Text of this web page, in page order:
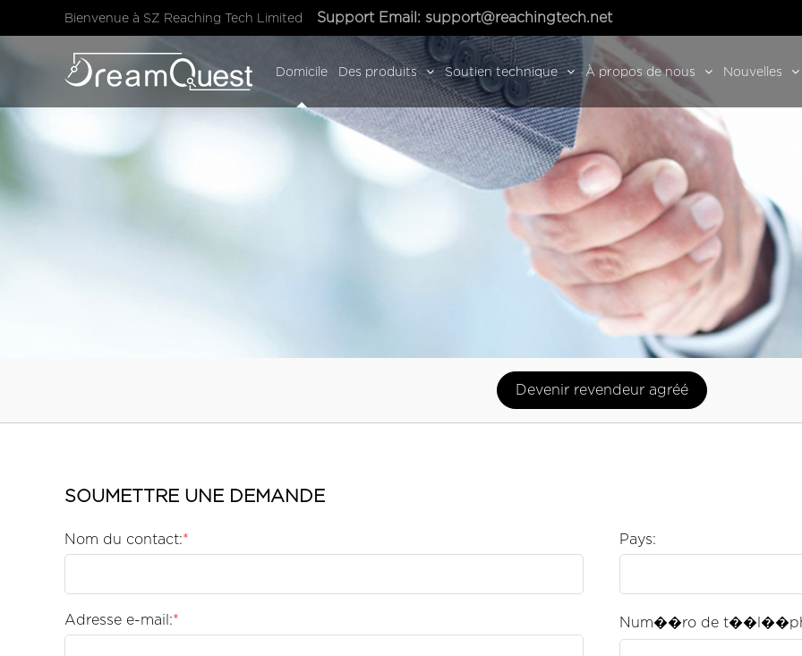
Bienvenue à SZ Reaching Tech Limited Support Email: support@reachingtech.net
Domicile Des produits Soutien technique À propos de nous Nouvelles
Devenir revendeur agréé
SOUMETTRE UNE DEMANDE
Nom du contact:* Pays:
Adresse e-mail:* Num��ro de